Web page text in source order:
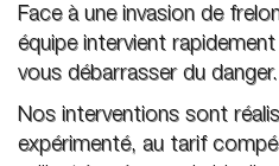
Face à une invasion de
équipe intervient
vous débarrasser du danger.
Nos interventions sont
expérimenté, au tarif